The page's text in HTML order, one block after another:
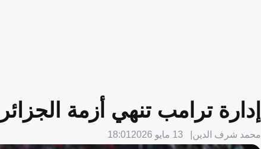
إدارة ترامب تنهي أزمة
محمد شرف الدين 13 مايو 2026 18:01